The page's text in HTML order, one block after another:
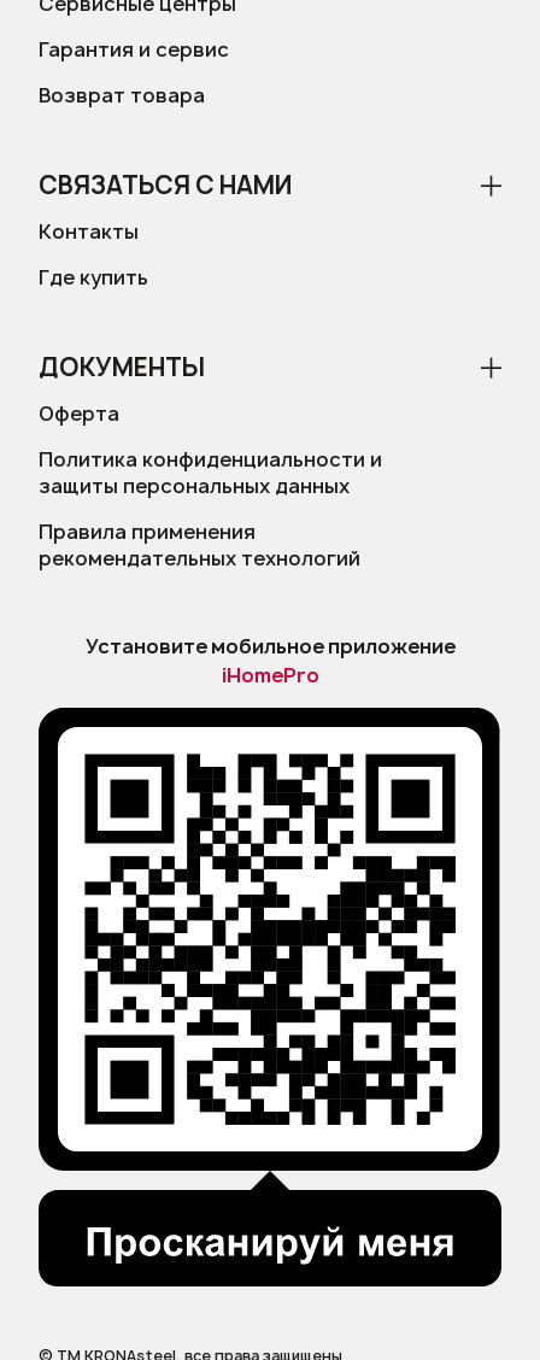
Гарантия и сервис
Возврат товара
СВЯЗАТЬСЯ С НАМИ
Контакты
Где купить
ДОКУМЕНТЫ
Оферта
Политика конфиденциальности и
защиты персональных данных
Правила применения
рекомендательных технологий
Установите мобильное приложение
iHomePro
© ТМ KRONAsteel, все права защищены